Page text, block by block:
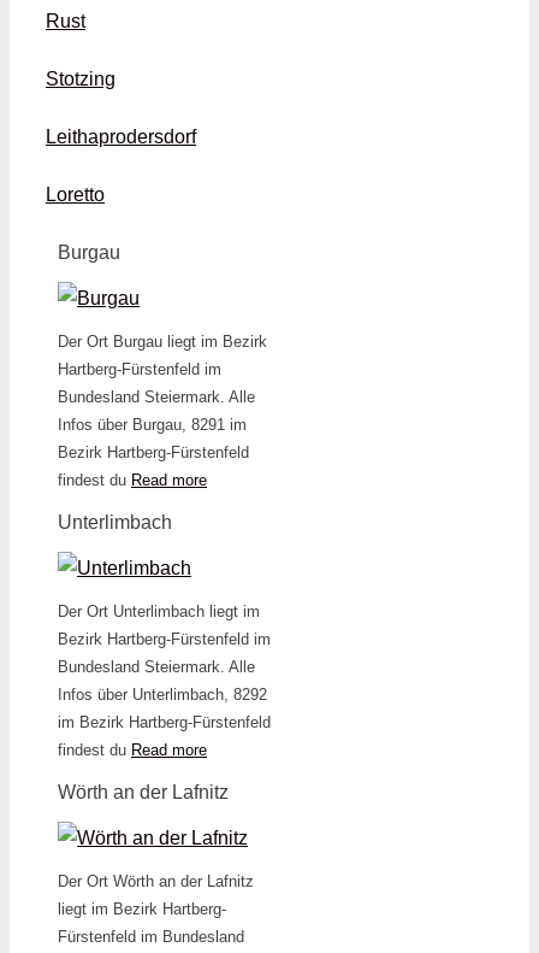
Rust
Stotzing
Leithaprodersdorf
Loretto
Burgau
Der Ort Burgau liegt im Bezirk
Hartberg-Fürstenfeld im
Bundesland Steiermark. Alle
Infos über Burgau, 8291 im
Bezirk Hartberg-Fürstenfeld
findest du Read more
Unterlimbach
Der Ort Unterlimbach liegt im
Bezirk Hartberg-Fürstenfeld im
Bundesland Steiermark. Alle
Infos über Unterlimbach, 8292
im Bezirk Hartberg-Fürstenfeld
findest du Read more
Wörth an der Lafnitz
Der Ort Wörth an der Lafnitz
liegt im Bezirk Hartberg-
Fürstenfeld im Bundesland